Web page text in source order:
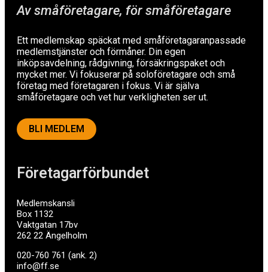
Företagarförbundet
Medlemskansli
Box 1132
Vaktgatan 17bv
262 22 Ängelholm
020-760 761 (ank. 2)
info@ff.se
Av småföretagare, för småföretagare
Ett medlemskap späckat med småföretagaranpassade
medlemstjänster och förmåner. Din egen
inköpsavdelning, rådgivning, försäkringspaket och
mycket mer. Vi fokuserar på soloföretagare och små
företag med företagaren i fokus. Vi är själva
småföretagare och vet hur verkligheten ser ut.
BLI MEDLEM